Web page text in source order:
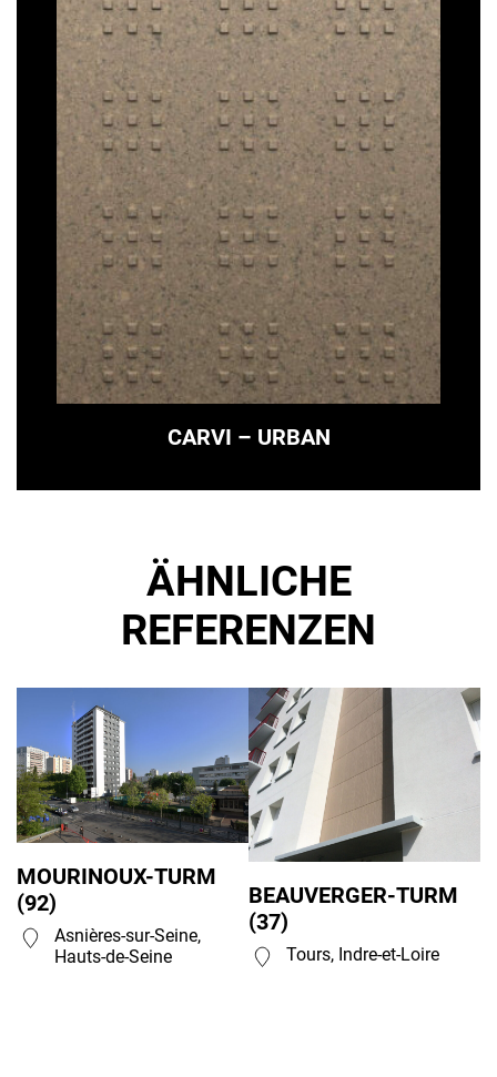
CARVI – URBAN
ÄHNLICHE
REFERENZEN
MOURINOUX-TURM
(92)
Asnières-sur-Seine,
Hauts-de-Seine
BEAUVERGER-TURM
(37)
Tours, Indre-et-Loire